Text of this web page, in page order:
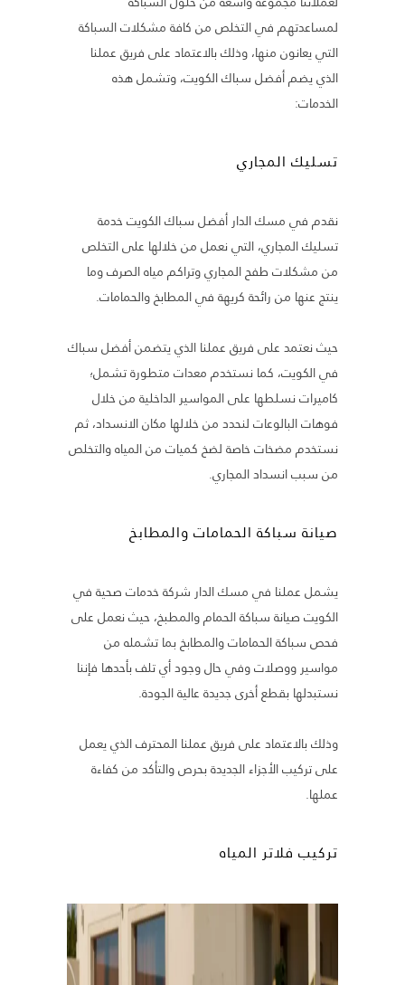
لمساعدتهم في التخلص من كافة مشكلات السباكة
التي يعانون منها، وذلك بالاعتماد على فريق عملنا
الذي يضم أفضل سباك الكويت، وتشمل هذه
الخدمات:
تسليك المجاري
نقدم في مسك الدار أفضل سباك الكويت خدمة
تسليك المجاري، التي نعمل من خلالها على التخلص
من مشكلات طفح المجاري وتراكم مياه الصرف وما
ينتج عنها من رائحة كريهة في المطابخ والحمامات.
حيث نعتمد على فريق عملنا الذي يتضمن أفضل سباك
في الكويت، كما نستخدم معدات متطورة تشمل؛
كاميرات نسلطها على المواسير الداخلية من خلال
فوهات البالوعات لنحدد من خلالها مكان الانسداد، ثم
نستخدم مضخات خاصة لضخ كميات من المياه والتخلص
من سبب انسداد المجاري.
صيانة سباكة الحمامات والمطابخ
يشمل عملنا في مسك الدار شركة خدمات صحية في
الكويت صيانة سباكة الحمام والمطبخ، حيث نعمل على
فحص سباكة الحمامات والمطابخ بما تشمله من
مواسير ووصلات وفي حال وجود أي تلف بأحدها فإننا
نستبدلها بقطع أخرى جديدة عالية الجودة.
وذلك بالاعتماد على فريق عملنا المحترف الذي يعمل
على تركيب الأجزاء الجديدة بحرص والتأكد من كفاءة
عملها.
تركيب فلاتر المياه